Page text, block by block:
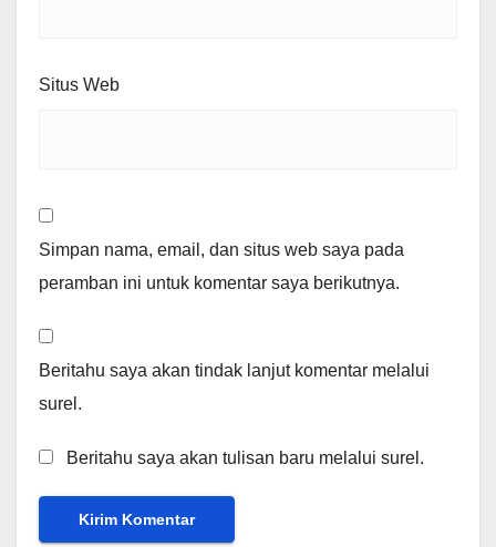
Situs Web
Simpan nama, email, dan situs web saya pada
peramban ini untuk komentar saya berikutnya.
Beritahu saya akan tindak lanjut komentar melalui
surel.
Beritahu saya akan tulisan baru melalui surel.